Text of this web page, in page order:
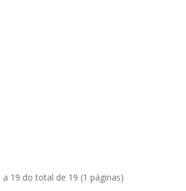
a 19 do total de 19 (1 páginas)